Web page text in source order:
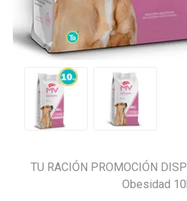
TU RACIÓN PROMOCIÓN
Obesidad